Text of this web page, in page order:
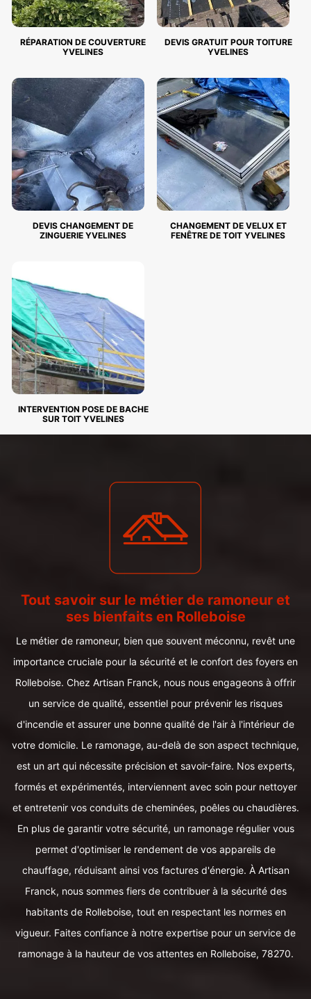
RÉPARATION DE COUVERTURE
YVELINES
DEVIS GRATUIT POUR TOITURE
YVELINES
DEVIS CHANGEMENT DE
ZINGUERIE YVELINES
CHANGEMENT DE VELUX ET
FENÊTRE DE TOIT YVELINES
INTERVENTION POSE DE BACHE
SUR TOIT YVELINES
Tout savoir sur le métier de ramoneur et
ses bienfaits en Rolleboise
Le métier de ramoneur, bien que souvent méconnu, revêt une
importance cruciale pour la sécurité et le confort des foyers en
Rolleboise. Chez Artisan Franck, nous nous engageons à offrir
un service de qualité, essentiel pour prévenir les risques
d'incendie et assurer une bonne qualité de l'air à l'intérieur de
votre domicile. Le ramonage, au-delà de son aspect technique,
est un art qui nécessite précision et savoir-faire. Nos experts,
formés et expérimentés, interviennent avec soin pour nettoyer
et entretenir vos conduits de cheminées, poêles ou chaudières.
En plus de garantir votre sécurité, un ramonage régulier vous
permet d'optimiser le rendement de vos appareils de
chauffage, réduisant ainsi vos factures d'énergie. À Artisan
Franck, nous sommes fiers de contribuer à la sécurité des
habitants de Rolleboise, tout en respectant les normes en
vigueur. Faites confiance à notre expertise pour un service de
ramonage à la hauteur de vos attentes en Rolleboise, 78270.